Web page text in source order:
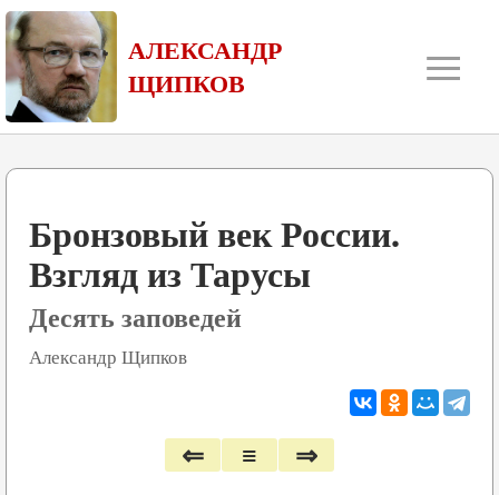
АЛЕКСАНДР
ЩИПКОВ
≡
Бронзовый век России.
Взгляд из Тарусы
Десять заповедей
Александр Щипков
⇐ ≡ ⇒